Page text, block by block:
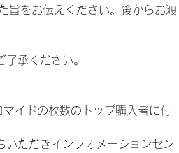
旨をお伝えください。後からお渡
承ください。
イドの枚数のトップ購入者に付
いただきインフォメーションセン